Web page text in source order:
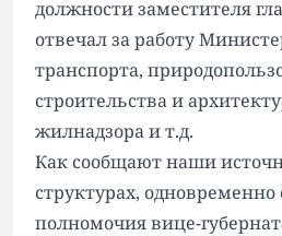
должности заместителя
отвечал за работу
транспорта,
строительства и
жилнадзора и т.д.
Как сообщают наши
структурах,
полномочия вице-